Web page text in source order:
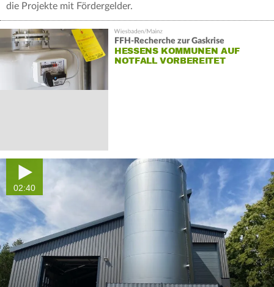
die Projekte mit Fördergelder.
FFH-Recherche zur Gaskrise
HESSENS KOMMUNEN AUF
NOTFALL VORBEREITET
02:40